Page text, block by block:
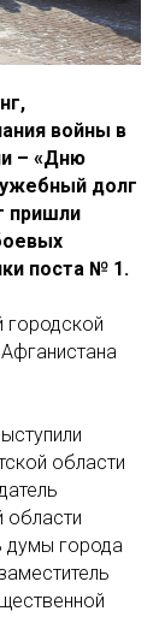
войны в
– «Дню
долг
пришли
поста № 1.
городской
области
области
думы города